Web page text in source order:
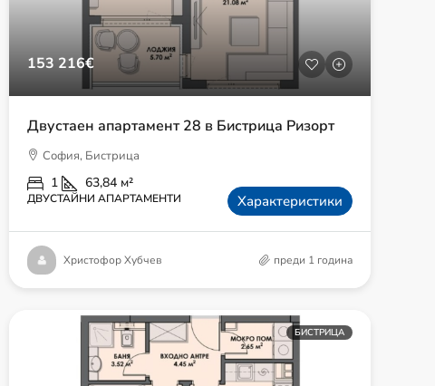
153 216€
Двустаен апартамент 28 в Бистрица Ризорт
София, Бистрица
1 63,84 м²
ДВУСТАЙНИ АПАРТАМЕНТИ Характеристики
Христофор Хубчев преди 1 година
БИСТРИЦА